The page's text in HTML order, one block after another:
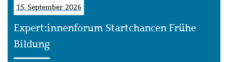
15. September 2026
Expert:innenforum Startchancen Frühe
Bildung